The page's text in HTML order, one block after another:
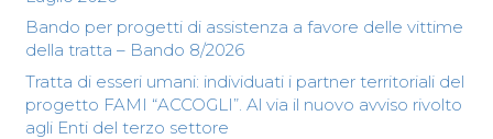
Bando per progetti di assistenza a favore delle vittime
della tratta – Bando 8/2026
Tratta di esseri umani: individuati i partner territoriali del
progetto FAMI “ACCOGLI”. Al via il nuovo avviso rivolto
agli Enti del terzo settore